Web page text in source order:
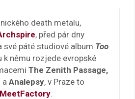
death metalu,
, před pár dny
své páté studiové album Too
k němu rozjede evropské
The Zenith Passage,
a Analepsy, v Praze to
MeetFactory